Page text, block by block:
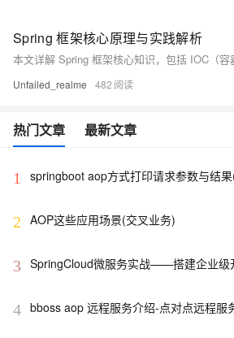
Spring 框架核心原理与实践解析
Unfailed_realme 482
热门文章 最新文章
1
springboot aop方式打印请求参数与结
2 AOP这些应用场景(交叉业务)
3 SpringCloud微服务实战——搭建企业级
+AOP实现微服务重复请求控制
4 bboss aop 远程服务介绍-点对点远程服